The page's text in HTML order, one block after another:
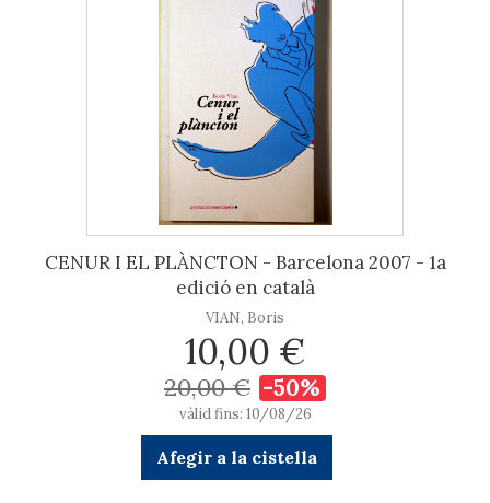
CENUR I EL PLÀNCTON - Barcelona 2007 - 1a
edició en català
VIAN, Boris
10,00 €
20,00 € -50%
vàlid fins: 10/08/26
Afegir a la cistella